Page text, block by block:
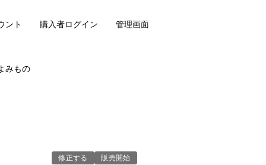
みもの
ント 購入者ログイン 管理画面
修正する 販売開始